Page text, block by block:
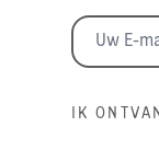
IK